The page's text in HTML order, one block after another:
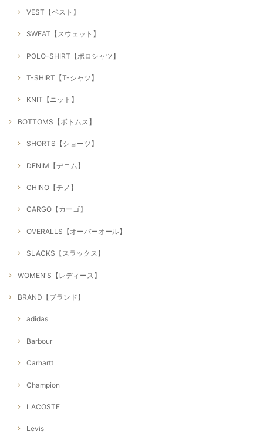
VEST【ベスト】
SWEAT【スウェット】
POLO-SHIRT【ポロシャツ】
T-SHIRT【T-シャツ】
KNIT【ニット】
BOTTOMS【ボトムス】
SHORTS【ショーツ】
DENIM【デニム】
CHINO【チノ】
CARGO【カーゴ】
OVERALLS【オーバーオール】
SLACKS【スラックス】
WOMEN'S【レディース】
BRAND【ブランド】
adidas
Barbour
Carhartt
Champion
LACOSTE
Levis